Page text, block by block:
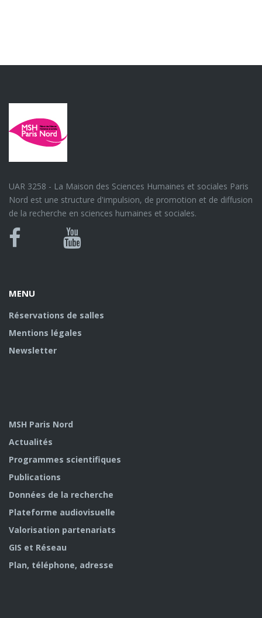
UAR 3258 - La Maison des Sciences Humaines et sociales Paris
Nord est une structure d'impulsion, de promotion et de diffusion
de la recherche en sciences humaines et sociales.
Bluesky
Canal
MENU
Réservations de salles
Mentions légales
Newsletter
MSH Paris Nord
Actualités
Programmes scientifiques
Publications
Données de la recherche
Plateforme audiovisuelle
Valorisation partenariats
GIS et Réseau
Plan, téléphone, adresse